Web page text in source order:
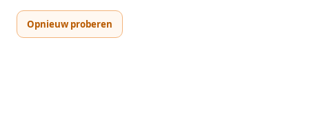
Opnieuw proberen